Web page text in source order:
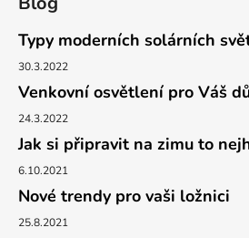
Typy moderních solárních
30.3.2022
Venkovní osvětlení pro Váš
24.3.2022
Jak si připravit na zimu to
6.10.2021
Nové trendy pro vaši ložnici
25.8.2021